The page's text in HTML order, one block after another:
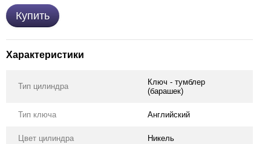
Купить
Характеристики
Тип цилиндра
Ключ - тумблер
(барашек)
Тип ключа Английский
Цвет цилиндра Никель